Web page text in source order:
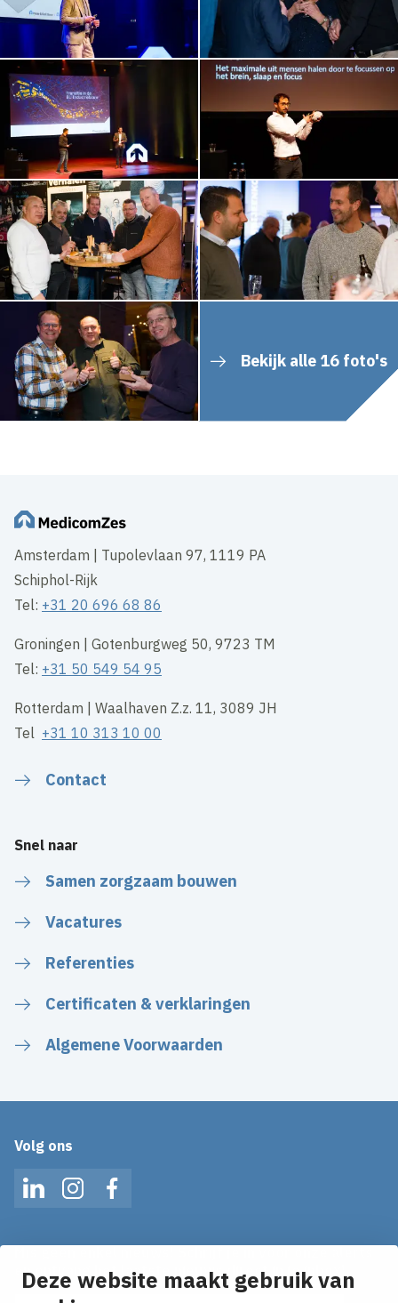
Deze website maakt gebruik van
Bekijk alle 16 foto's
Amsterdam | Tupolevlaan 97, 1119 PA
Schiphol-Rijk
Tel: +31 20 696 68 86
Groningen | Gotenburgweg 50, 9723 TM
Tel: +31 50 549 54 95
Rotterdam | Waalhaven Z.z. 11, 3089 JH
Tel +31 10 313 10 00
Contact
Snel naar
Samen zorgzaam bouwen
Vacatures
Referenties
Certificaten & verklaringen
Algemene Voorwaarden
Volg ons
LinkedInInstagramFacebook
en ontvang het laatste nieuws direct in je inbox!